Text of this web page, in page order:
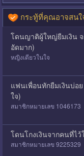
กระทู้ที่คุณอาจสนใ
โดนญาติผู้ใหญ่ยืมเงิน จ
อัดมาก)
หญิงเดียวในใจ
แฟนเพื่อนทักยืมเงินบ่อ
ใจ)
สมาชิกหมายเลข 1046173
โดนโกงเงินจากคนที่ไว้
สมาชิกหมายเลข 9225329